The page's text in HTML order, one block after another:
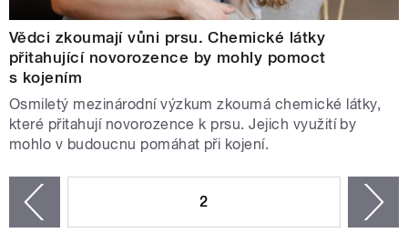
Vědci zkoumají vůni prsu. Chemické látky
přitahující novorozence by mohly pomoct
s kojením
Osmiletý mezinárodní výzkum zkoumá chemické látky,
které přitahují novorozence k prsu. Jejich využití by
mohlo v budoucnu pomáhat při kojení.
2